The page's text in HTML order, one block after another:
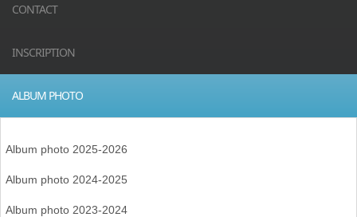
CONTACT
INSCRIPTION
ALBUM PHOTO
Album photo 2025-2026
Album photo 2024-2025
Album photo 2023-2024